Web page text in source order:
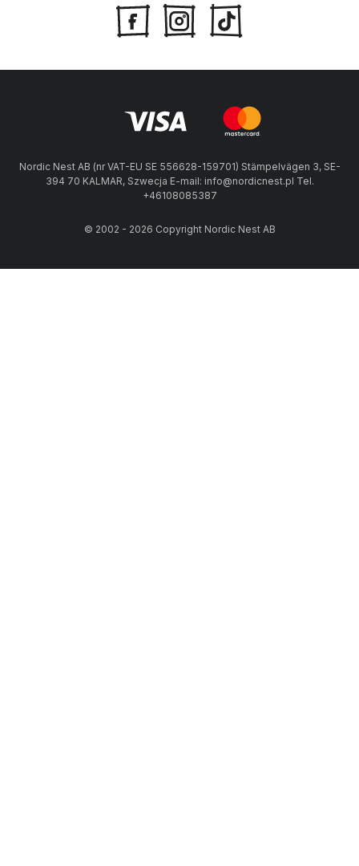
Nordic Nest AB (nr VAT-EU SE 556628-159701) Stämpelvägen 3, SE-
394 70 KALMAR, Szwecja E-mail: info@nordicnest.pl Tel.
+46108085387
© 2002 - 2026 Copyright Nordic Nest AB